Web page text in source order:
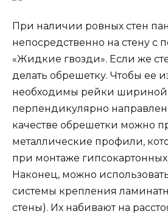
При наличии ровных стен
непосредственно на стену с
«Жидкие гвозди». Если же
делать обрешетку. Чтобы ее
необходимы рейки шириной
перпендикулярно
качестве обрешетки можно
металлические профили,
при монтаже
Наконец, можно
системы крепления
стены). Их набивают на